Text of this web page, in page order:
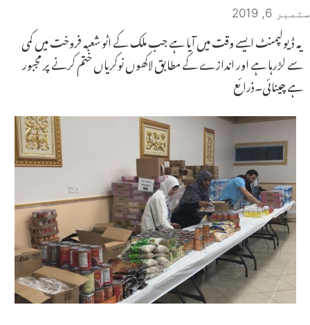
ستمبر 6, 2019
یہ ڈیولپمنٹ ایسے وقت میں آیا ہے جب ملک کے اٹو شعبہ فروخت میں کمی
سے لڑرہا ہے اور اندازے کے مطابق لاکھوں نوکریاں ختم کرنے پر مجبور
ہے چینائی۔ذرائع